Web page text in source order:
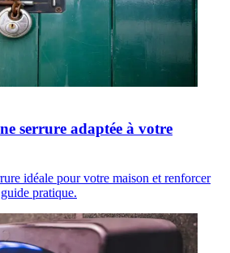
serrure adaptée à votre
idéale pour votre maison et renforcer
pratique.